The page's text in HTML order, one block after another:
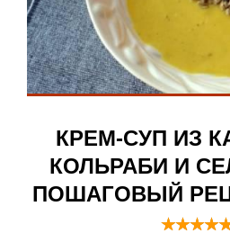
КРЕМ-СУП ИЗ
КОЛЬРАБИ И
ПОШАГОВЫЙ